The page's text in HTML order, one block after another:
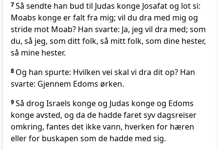
7Så sendte han bud til Judas konge Josafat og lot si:
Moabs konge er falt fra mig; vil du dra med mig og
stride mot Moab? Han svarte: Ja, jeg vil dra med; som
du, så jeg, som ditt folk, så mitt folk, som dine hester,
så mine hester.
8 Og han spurte: Hvilken vei skal vi dra dit op? Han
svarte: Gjennem Edoms ørken.
9Så drog Israels konge og Judas konge og Edoms
konge avsted, og da de hadde faret syv dagsreiser
omkring, fantes det ikke vann, hverken for hæren
eller for buskapen som de hadde med sig.